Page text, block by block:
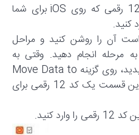
در مرحله بعد باید کد 12 رقمی که روی iOS برای شما
کنید.
آن را روشن کنید و مراحل
مرحله انجام دهید. وقتی به
صفحه App & Data رسیدید، روی گزینه Move Data to
Android کلیک کنید. در این قسمت یک کد 12 رقمی برای
کنید.